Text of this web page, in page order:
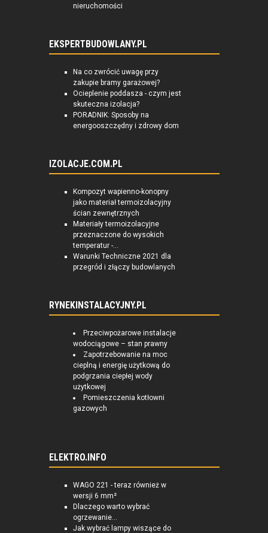
nieruchomości
EKSPERTBUDOWLANY.PL
Na co zwrócić uwagę przy
zakupie bramy garażowej?
Ocieplenie poddasza - czym jest
skuteczna izolacja?
PORADNIK: Sposoby na
energooszczędny i zdrowy dom
IZOLACJE.COM.PL
Kompozyt wapienno-konopny
jako materiał termoizolacyjny
ścian zewnętrznych
Materiały termoizolacyjne
przeznaczone do wysokich
temperatur -...
Warunki Techniczne 2021 dla
przegród i złączy budowlanych
RYNEKINSTALACYJNY.PL
Przeciwpożarowe instalacje
wodociągowe – stan prawny
Zapotrzebowanie na moc
cieplną i energię użytkową do
podgrzania ciepłej wody
użytkowej
Pomieszczenia kotłowni
gazowych
ELEKTRO.INFO
WAGO 221 - teraz również w
wersji 6 mm²
Dlaczego warto wybrać
ogrzewanie...
Jak wybrać lampy wiszące do